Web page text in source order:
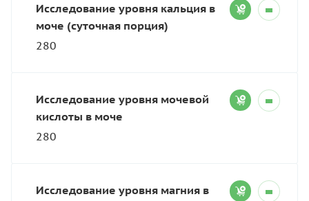
Исследование уровня кальция в
моче (суточная порция)
280
Исследование уровня мочевой
кислоты в моче
280
Исследование уровня магния в